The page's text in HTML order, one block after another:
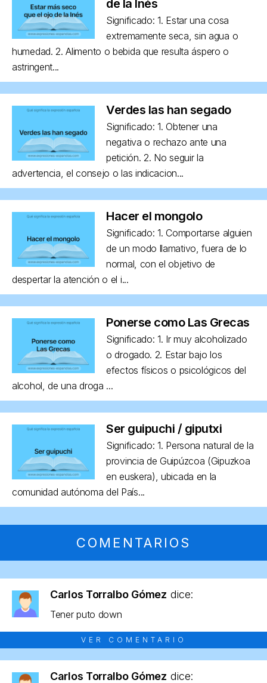
de la Inés
Significado: 1. Estar una cosa
extremamente seca, sin agua o
humedad. 2. Alimento o bebida que resulta áspero o
astringent...
Verdes las han segado
Significado: 1. Obtener una
negativa o rechazo ante una
petición. 2. No seguir la
advertencia, el consejo o las indicacion...
Hacer el mongolo
Significado: 1. Comportarse alguien
de un modo llamativo, fuera de lo
normal, con el objetivo de
despertar la atención o el i...
Ponerse como Las Grecas
Significado: 1. Ir muy alcoholizado
o drogado. 2. Estar bajo los
efectos físicos o psicológicos del
alcohol, de una droga ...
Ser guipuchi / giputxi
Significado: 1. Persona natural de la
provincia de Guipúzcoa (Gipuzkoa
en euskera), ubicada en la
comunidad autónoma del País...
COMENTARIOS
Carlos Torralbo Gómez dice:
Tener puto down
VER COMENTARIO
Carlos Torralbo Gómez dice: